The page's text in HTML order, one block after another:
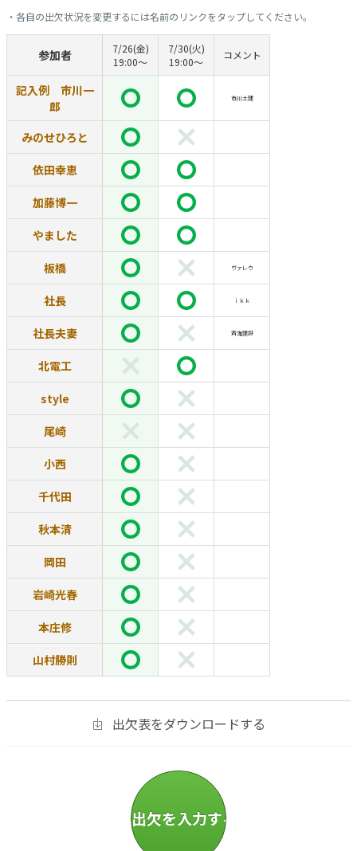
・各自の出欠状況を変更するには名前のリンクをタップしてください。
参加者
7/26(金)
19:00〜
7/30(火)
19:00〜
コメント
記入例 市川一
郎
市川土建
みのせひろと
依田幸恵
加藤博一
やました
板橋 ヴァレウ
社長 ｉｋｋ
社長夫妻 斉海建設
北電工
style
尾崎
小西
千代田
秋本清
岡田
岩崎光春
本庄修
山村勝則
出欠表をダウンロードする